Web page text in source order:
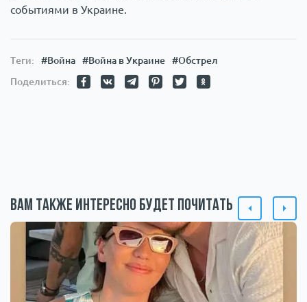
событиями в Украине.
Теги: #Война #Война в Украине
#Обстрел
Поделиться:
Вам также интересно будет почитать